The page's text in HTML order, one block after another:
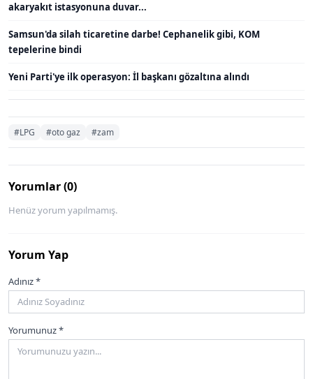
akaryakıt istasyonuna duvar...
Samsun'da silah ticaretine darbe! Cephanelik gibi, KOM
tepelerine bindi
Yeni Parti'ye ilk operasyon: İl başkanı gözaltına alındı
#LPG #oto gaz #zam
Yorumlar (0)
Henüz yorum yapılmamış.
Yorum Yap
Adınız *
Yorumunuz *